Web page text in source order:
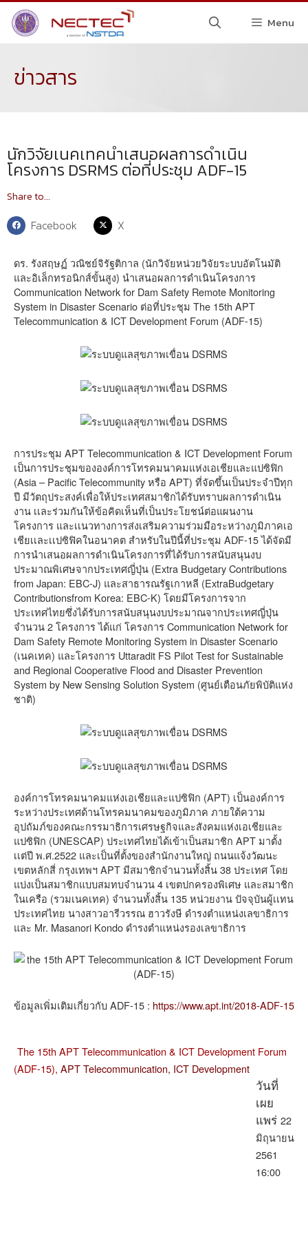
Menu
ข่าวสาร
นักวิจัยเนคเทคนำเสนอผลการดำเนิน
โครงการ DSRMS ต่อที่ประชุม ADF-15
Share to...
Facebook X
ดร. รังสฤษฏ์ วณิชย์จิรัฐติกาล (นักวิจัยหน่วยวิจัยระบบอัตโนมัติ
และอิเล็กทรอนิกส์ขั้นสูง) นำเสนอผลการดำเนินโครงการ
Communication Network for Dam Safety Remote Monitoring
System in Disaster Scenario ต่อที่ประชุม The 15th APT
Telecommunication & ICT Development Forum (ADF-15)
การประชุม APT Telecommunication & ICT Development Forum
เป็นการประชุมขององค์การโทรคมนาคมแห่งเอเชียและแปซิฟิก
(Asia – Pacific Telecommunity หรือ APT) ที่จัดขึ้นเป็นประจำปีทุก
ปี มีวัตถุประสงค์เพื่อให้ประเทศสมาชิกได้รับทราบผลการดำเนิน
งาน เเละร่วมกันให้ข้อคิดเห็นที่เป็นประโยชน์ต่อแผนงาน
โครงการ และเเนวทางการส่งเสริมความร่วมมือระหว่างภูมิภาคเอ
เชียเเละเเปซิฟิคในอนาคต สำหรับในปีนี้ที่ประชุม ADF-15 ได้จัดมี
การนำเสนอผลการดำเนินโครงการที่ได้รับการสนับสนุนงบ
ประมาณพิเศษจากประเทศญี่ปุ่น (Extra Budgetary Contributions
from Japan: EBC-J) และสาธารณรัฐเกาหลี (ExtraBudgetary
Contributionsfrom Korea: EBC-K) โดยมีโครงการจาก
ประเทศไทยซึ่งได้รับการสนับสนุนงบประมาณจากประเทศญี่ปุ่น
จำนวน 2 โครงการ ได้แก่ โครงการ Communication Network for
Dam Safety Remote Monitoring System in Disaster Scenario
(เนคเทค) และโครงการ Uttaradit FS Pilot Test for Sustainable
and Regional Cooperative Flood and Disaster Prevention
System by New Sensing Solution System (ศูนย์เตือนภัยพิบัติแห่ง
ชาติ)
องค์การโทรคมนาคมแห่งเอเชียและแปซิฟิก (APT) เป็นองค์การ
ระหว่างประเทศด้านโทรคมนาคมของภูมิภาค ภายใต้ความ
อุปถัมภ์ของคณะกรรมาธิการเศรษฐกิจและสังคมแห่งเอเชียและ
แปซิฟิก (UNESCAP) ประเทศไทยได้เข้าเป็นสมาชิก APT มาตั้ง
เเต่ปี พ.ศ.2522 และเป็นที่ตั้งของสำนักงานใหญ่ ถนนแจ้งวัฒนะ
เขตหลักสี่ กรุงเทพฯ APT มีสมาชิกจำนวนทั้งสิ้น 38 ประเทศ โดย
แบ่งเป็นสมาชิกแบบสมทบจำนวน 4 เขตปกครองพิเศษ และสมาชิก
ในเครือ (รวมเนคเทค) จำนวนทั้งสิ้น 135 หน่วยงาน ปัจจุบันผู้เเทน
ประเทศไทย นางสาวอารีวรรณ ฮาวรังษี ดำรงตำแหน่งเลขาธิการ
และ Mr. Masanori Kondo ดำรงตำแหน่งรองเลขาธิการ
ข้อมูลเพิ่มเติมเกี่ยวกับ ADF-15 : https://www.apt.int/2018-ADF-15
The 15th APT Telecommunication & ICT Development Forum
(ADF-15), APT Telecommunication, ICT Development
วันที่
เผย
แพร่ 22
มิถุนายน
2561
16:00